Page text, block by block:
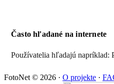
Často hľadané na internete
Používatelia hľadajú napríklad:
FotoNet © 2026 · O projekte ·